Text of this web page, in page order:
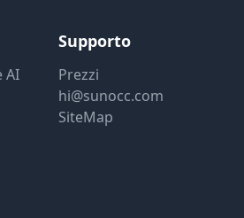
AI
Supporto
Prezzi
hi@sunocc.com
SiteMap